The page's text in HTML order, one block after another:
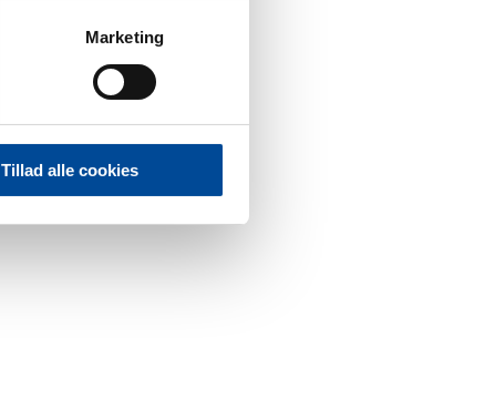
Marketing
Tillad alle cookies